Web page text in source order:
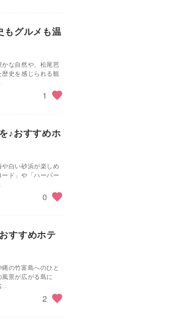
もグルメも温
な自然や、松尾芭
史を感じられる観
1
♪おすすめホ
白い砂浜が楽しめ
ド」や「ハーバー
0
すすめホテ
の竹富島へのひと
景が広がる島に
...
2